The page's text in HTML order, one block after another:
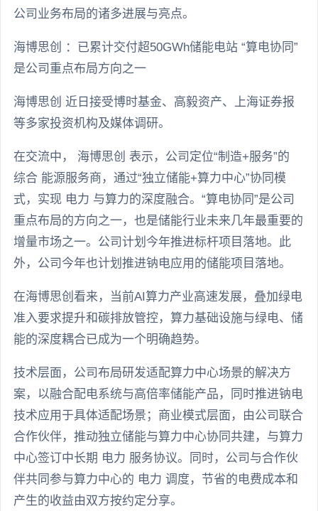
公司业务布局的诸多进展与亮点。
海博思创 ：已累计交付超50GWh储能电站 “算电协同”
是公司重点布局方向之一
海博思创 近日接受博时基金、高毅资产、上海证券报
等多家投资机构及媒体调研。
在交流中， 海博思创 表示，公司定位“制造+服务”的
综合 能源服务商，通过“独立储能+算力中心”协同模
式，实现 电力 与算力的深度融合。“算电协同”是公司
重点布局的方向之一，也是储能行业未来几年最重要的
增量市场之一。公司计划今年推进标杆项目落地。此
外，公司今年也计划推进钠电应用的储能项目落地。
在海博思创看来，当前AI算力产业高速发展，叠加绿电
准入要求提升和碳排放管控，算力基础设施与绿电、储
能的深度耦合已成为一个明确趋势。
技术层面，公司布局研发适配算力中心场景的解决方
案，以融合配电系统与高倍率储能产品，同时推进钠电
技术应用于具体适配场景；商业模式层面，由公司联合
合作伙伴，推动独立储能与算力中心协同共建，与算力
中心签订中长期 电力 服务协议。同时，公司与合作伙
伴共同参与算力中心的 电力 调度，节省的电费成本和
产生的收益由双方按约定分享。